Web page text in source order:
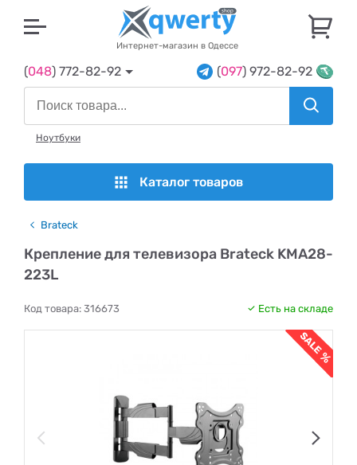
Интернет-магазин в Одессе
(048) 772-82-92 (097) 972-82-92
Ноутбуки
Каталог товаров
Brateck
Крепление для телевизора Brateck KMA28-
223L
Код товара: 316673 Есть на складе